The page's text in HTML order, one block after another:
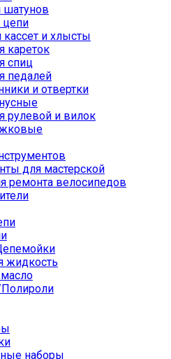
и хлысты
кареток
спиц
педалей
и отвертки
рулевой и вилок
для мастерской
ремонта велосипедов
жидкость
наборы